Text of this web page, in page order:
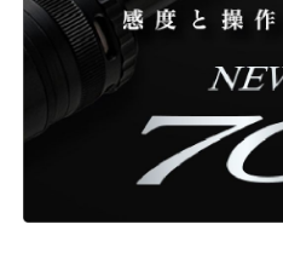
OFFICIAL FAN CLUB
CUSTOMER
CATALOGUE